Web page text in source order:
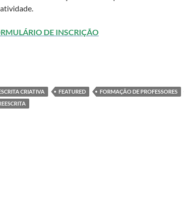
DE INSCRIÇÃO
CRIATIVA FEATURED FORMAÇÃO DE PROFESSORES